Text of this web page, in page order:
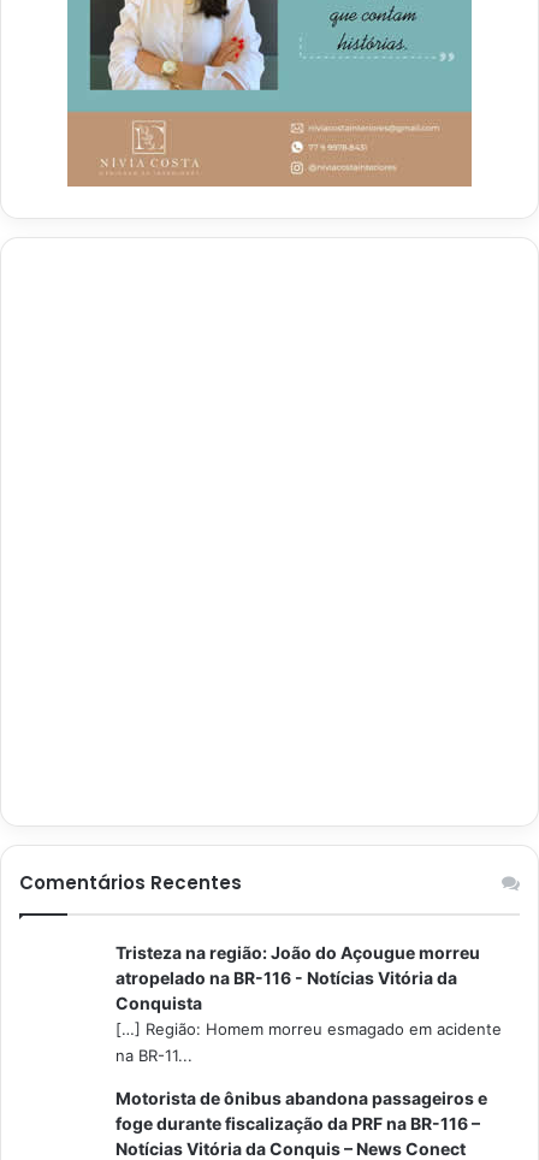
Comentários Recentes
Tristeza na região: João do Açougue morreu
atropelado na BR-116 - Notícias Vitória da
Conquista
[…] Região: Homem morreu esmagado em acidente
na BR-11...
Motorista de ônibus abandona passageiros e
foge durante fiscalização da PRF na BR-116 –
Notícias Vitória da Conquis – News Conect